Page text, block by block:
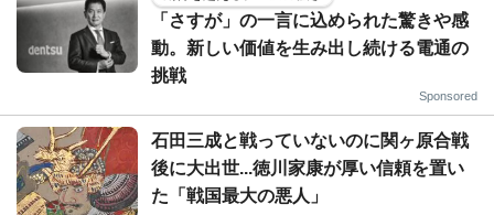
「さすが」の一言に込められた驚きや感
動。新しい価値を生み出し続ける電通の
挑戦
Sponsored
石田三成と戦っていないのに関ヶ原合戦
後に大出世...徳川家康が厚い信頼を置い
た「戦国最大の悪人」